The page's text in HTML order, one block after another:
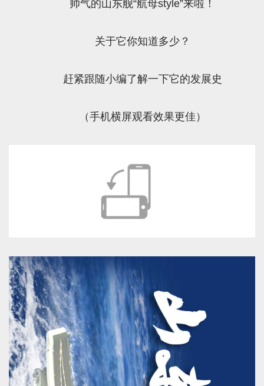
帅气的山东舰“航母style”来啦！
关于它你知道多少？
赶紧跟随小编了解一下它的发展史
（手机横屏观看效果更佳）